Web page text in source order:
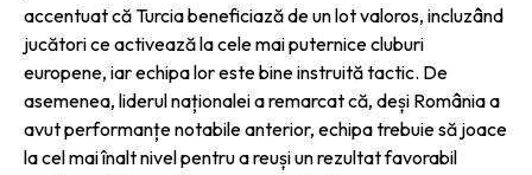
accentuat că Turcia beneficiază de un lot valoros, incluzând
jucători ce activează la cele mai puternice cluburi
europene, iar echipa lor este bine instruită tactic. De
asemenea, liderul naționalei a remarcat că, deși România a
avut performanțe notabile anterior, echipa trebuie să joace
la cel mai înalt nivel pentru a reuși un rezultat favorabil